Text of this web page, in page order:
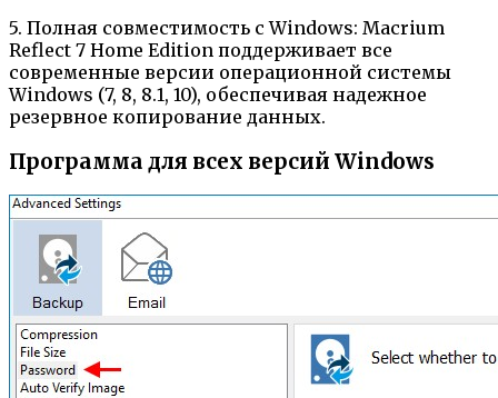
5. Полная совместимость с Windows: Macrium
Reflect 7 Home Edition поддерживает все
современные версии операционной системы
Windows (7, 8, 8.1, 10), обеспечивая надежное
резервное копирование данных.
Программа для всех версий Windows